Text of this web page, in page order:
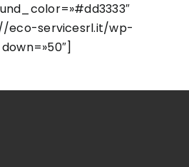
eco-servicesrl.it/wp-